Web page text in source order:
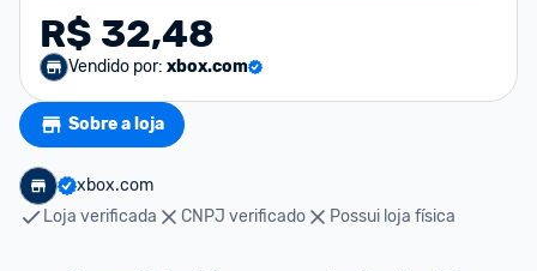
R$ 32,48
Vendido por: xbox.com
Sobre a loja
xbox.com
Loja verificada
CNPJ verificado Possui loja física